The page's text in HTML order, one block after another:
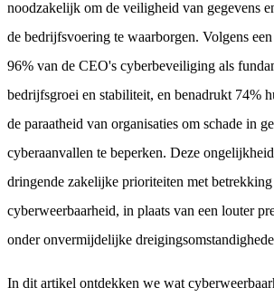
noodzakelijk om de veiligheid van gegevens
de bedrijfsvoering te waarborgen. Volgens
96% van de CEO's cyberbeveiliging als
bedrijfsgroei en stabiliteit, en benadrukt 74%
de paraatheid van organisaties om schade in
cyberaanvallen te beperken. Deze
dringende zakelijke prioriteiten met
cyberweerbaarheid, in plaats van een louter
onder onvermijdelijke
In dit artikel ontdekken we wat